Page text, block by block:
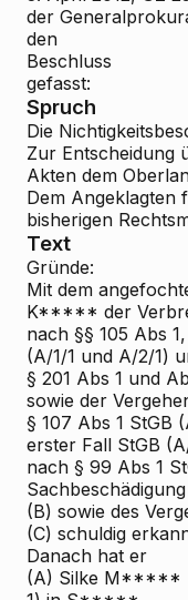
der
den
Beschluss
gefasst:
Spruch
Die
Zur Entscheidung
Akten dem
Dem Angeklagten
bisherigen
Text
Gründe:
Mit dem
K***** der
nach §§ 105 Abs
(A/1/1 und A/2/1)
§ 201 Abs 1 und
sowie der
§ 107 Abs 1 StGB
erster Fall StGB
nach § 99 Abs 1
(B) sowie des
(C) schuldig
Danach hat er
(A) Silke M*****